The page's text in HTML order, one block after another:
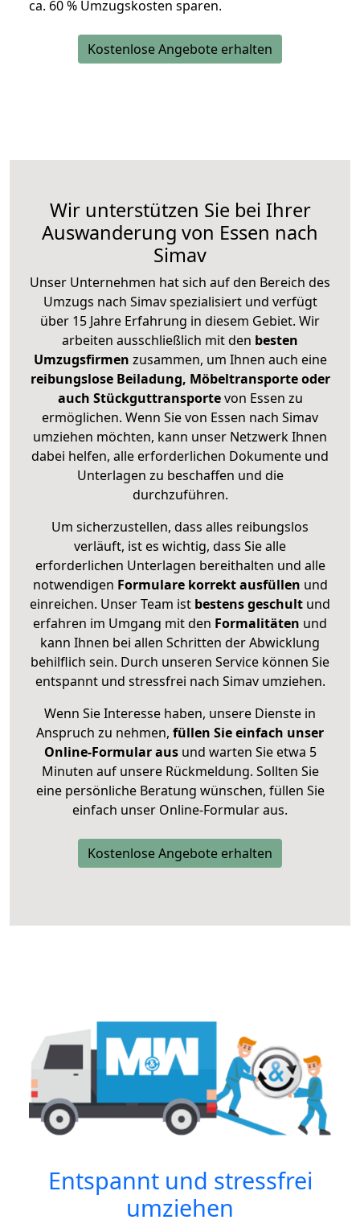
ca. 60 % Umzugskosten sparen.
Kostenlose Angebote erhalten
Wir unterstützen Sie bei Ihrer
Auswanderung von Essen nach
Simav
Unser Unternehmen hat sich auf den Bereich des
Umzugs nach Simav spezialisiert und verfügt
über 15 Jahre Erfahrung in diesem Gebiet. Wir
arbeiten ausschließlich mit den besten
Umzugsfirmen zusammen, um Ihnen auch eine
reibungslose Beiladung, Möbeltransporte oder
auch Stückguttransportevon Essen zu
ermöglichen. Wenn Sie von Essen nach Simav
umziehen möchten, kann unser Netzwerk Ihnen
dabei helfen, alle erforderlichen Dokumente und
Unterlagen zu beschaffen und die
durchzuführen.
Um sicherzustellen, dass alles reibungslos
verläuft, ist es wichtig, dass Sie alle
erforderlichen Unterlagen bereithalten und alle
notwendigen Formulare korrekt ausfüllen und
einreichen. Unser Team ist bestens geschult und
erfahren im Umgang mit den Formalitäten und
kann Ihnen bei allen Schritten der Abwicklung
behilflich sein. Durch unseren Service können Sie
entspannt und stressfrei nach Simav umziehen.
Wenn Sie Interesse haben, unsere Dienste in
Anspruch zu nehmen, füllen Sie einfach unser
Online-Formular ausund warten Sie etwa 5
Minuten auf unsere Rückmeldung. Sollten Sie
eine persönliche Beratung wünschen, füllen Sie
einfach unser Online-Formular aus.
Kostenlose Angebote erhalten
Entspannt und stressfrei
umziehen